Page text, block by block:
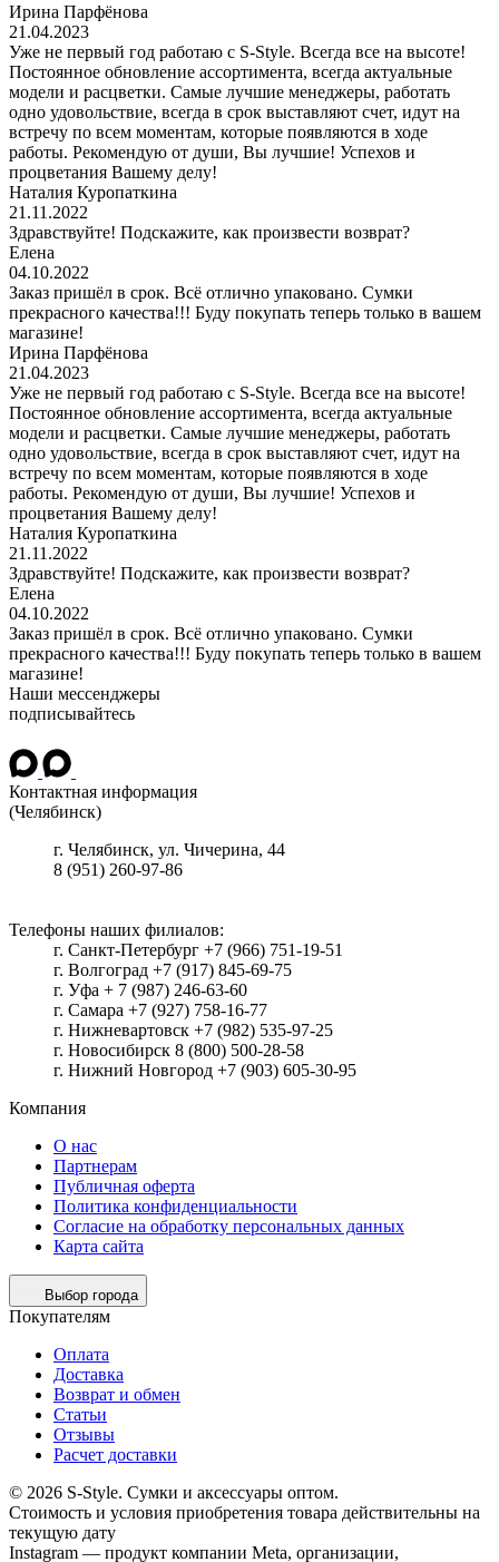
Ирина Парфёнова
21.04.2023
Уже не первый год работаю с S-Style. Всегда все на высоте!
Постоянное обновление ассортимента, всегда актуальные
модели и расцветки. Самые лучшие менеджеры, работать
одно удовольствие, всегда в срок выставляют счет, идут на
встречу по всем моментам, которые появляются в ходе
работы. Рекомендую от души, Вы лучшие! Успехов и
процветания Вашему делу!
Наталия Куропаткина
21.11.2022
Здравствуйте! Подскажите, как произвести возврат?
Елена
04.10.2022
Заказ пришёл в срок. Всё отлично упаковано. Сумки
прекрасного качества!!! Буду покупать теперь только в вашем
магазине!
Ирина Парфёнова
21.04.2023
Уже не первый год работаю с S-Style. Всегда все на высоте!
Постоянное обновление ассортимента, всегда актуальные
модели и расцветки. Самые лучшие менеджеры, работать
одно удовольствие, всегда в срок выставляют счет, идут на
встречу по всем моментам, которые появляются в ходе
работы. Рекомендую от души, Вы лучшие! Успехов и
процветания Вашему делу!
Наталия Куропаткина
21.11.2022
Здравствуйте! Подскажите, как произвести возврат?
Елена
04.10.2022
Заказ пришёл в срок. Всё отлично упаковано. Сумки
прекрасного качества!!! Буду покупать теперь только в вашем
магазине!
Наши мессенджеры
подписывайтесь
Контактная информация
(Челябинск)
г. Челябинск, ул. Чичерина, 44
8 (951) 260-97-86
Телефоны наших филиалов:
г. Санкт-Петербург +7 (966) 751-19-51
г. Волгоград +7 (917) 845-69-75
г. Уфа + 7 (987) 246-63-60
г. Самара +7 (927) 758-16-77
г. Нижневартовск +7 (982) 535-97-25
г. Новосибирск 8 (800) 500-28-58
г. Нижний Новгород +7 (903) 605-30-95
Компания
О нас
Партнерам
Публичная оферта
Политика конфиденциальности
Согласие на обработку персональных данных
Карта сайта
Выбор города
Покупателям
Оплата
Доставка
Возврат и обмен
Статьи
Отзывы
Расчет доставки
© 2026 S-Style. Сумки и аксессуары оптом.
Cтоимость и условия приобретения товара действительны на
текущую дату
Instagram — продукт компании Meta, организации,